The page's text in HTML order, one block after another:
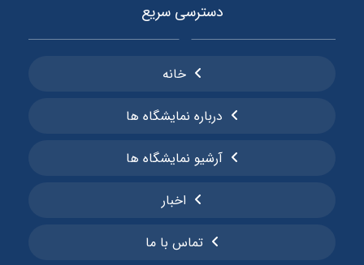
دسترسی سریع
خانه
درباره نمایشگاه ها
آرشیو نمایشگاه ها
اخبار
تماس با ما